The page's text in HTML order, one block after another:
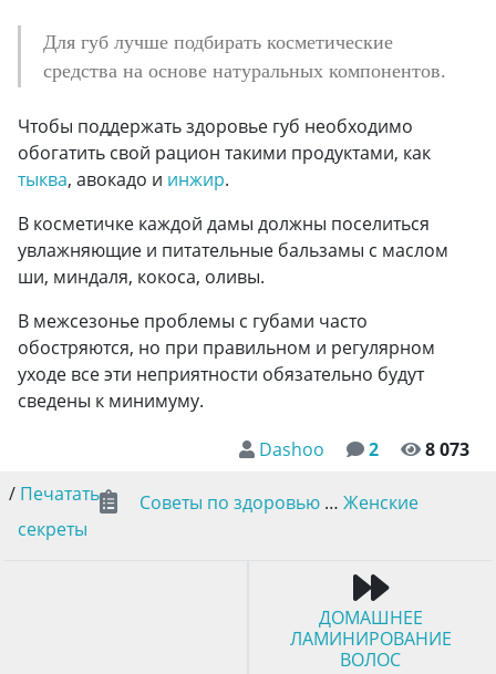
Для губ лучше подбирать косметические
средства на основе натуральных компонентов.
Чтобы поддержать здоровье губ необходимо
обогатить свой рацион такими продуктами, как
тыква, авокадо и инжир.
В косметичке каждой дамы должны поселиться
увлажняющие и питательные бальзамы с маслом
ши, миндаля, кокоса, оливы.
В межсезонье проблемы с губами часто
обостряются, но при правильном и регулярном
уходе все эти неприятности обязательно будут
сведены к минимуму.
Dashoo
2
8 073
/ Печатать Советы по здоровью … Женские
секреты
ДОМАШНЕЕ
ЛАМИНИРОВАНИЕ
ВОЛОС